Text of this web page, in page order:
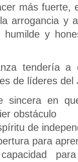
más fuerte,
arrogancia y
humilde y
tendería a
de líderes del
sincera en
obstáculo
de
para